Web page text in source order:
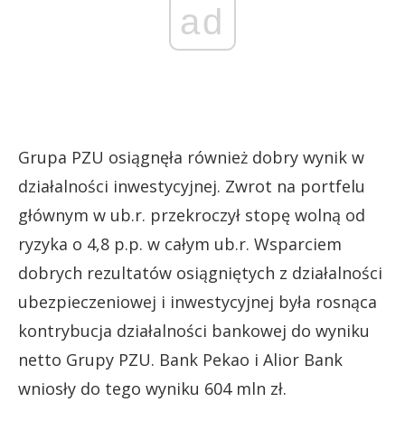
ad
Grupa PZU osiągnęła również dobry wynik w
działalności inwestycyjnej. Zwrot na portfelu
głównym w ub.r. przekroczył stopę wolną od
ryzyka o 4,8 p.p. w całym ub.r. Wsparciem
dobrych rezultatów osiągniętych z działalności
ubezpieczeniowej i inwestycyjnej była rosnąca
kontrybucja działalności bankowej do wyniku
netto Grupy PZU. Bank Pekao i Alior Bank
wniosły do tego wyniku 604 mln zł.